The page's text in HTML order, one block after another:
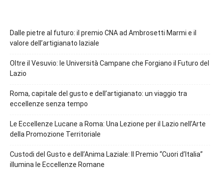
Dalle pietre al futuro: il premio CNA ad Ambrosetti Marmi e il
valore dell’artigianato laziale
Oltre il Vesuvio: le Università Campane che Forgiano il Futuro del
Lazio
Roma, capitale del gusto e dell’artigianato: un viaggio tra
eccellenze senza tempo
Le Eccellenze Lucane a Roma: Una Lezione per il Lazio nell’Arte
della Promozione Territoriale
Custodi del Gusto e dell’Anima Laziale: Il Premio “Cuori d’Italia”
illumina le Eccellenze Romane